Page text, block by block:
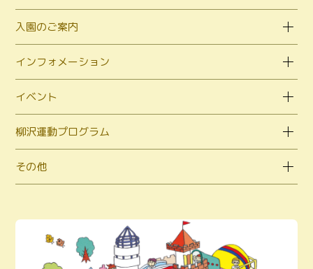
入園のご案内
インフォメーション
イベント
柳沢運動プログラム
その他